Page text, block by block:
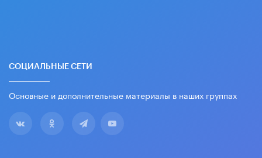
СОЦИАЛЬНЫЕ СЕТИ
Основные и дополнительные материалы в наших группах